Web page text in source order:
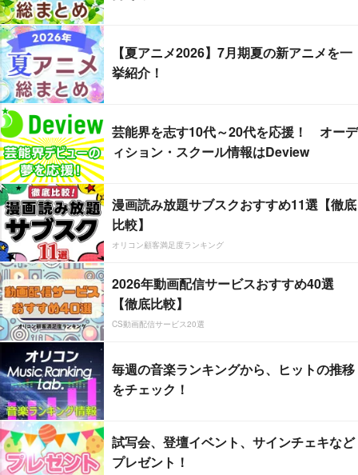
【夏アニメ2026】7月期夏の新アニメを一
挙紹介！
芸能界を志す10代～20代を応援！ オーデ
ィション・スクール情報はDeview
漫画読み放題サブスクおすすめ11選【徹底
比較】
オリコン顧客満足度ランキング
2026年動画配信サービスおすすめ40選
【徹底比較】
CS動画配信サービス20選
毎週の音楽ランキングから、ヒットの推移
をチェック！
試写会、登壇イベント、サインチェキなど
プレゼント！